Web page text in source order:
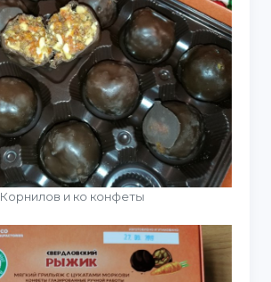
Корнилов и ко конфеты